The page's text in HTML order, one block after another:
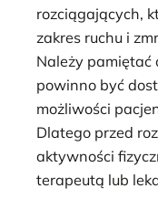
rozciągających,
zakres ruchu i
Należy pamiętać
powinno być
możliwości
Dlatego przed
aktywności
terapeutą lub